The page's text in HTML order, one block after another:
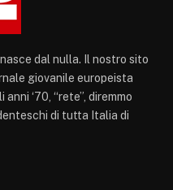
dal nulla. Il nostro sito
giovanile europeista
‘70, “rete”, diremmo
di tutta Italia di